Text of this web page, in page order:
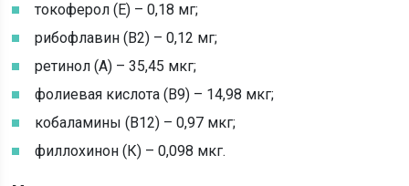
токоферол (Е) – 0,18 мг;
рибофлавин (B2) – 0,12 мг;
ретинол (А) – 35,45 мкг;
фолиевая кислота (B9) – 14,98 мкг;
кобаламины (B12) – 0,97 мкг;
филлохинон (К) – 0,098 мкг.